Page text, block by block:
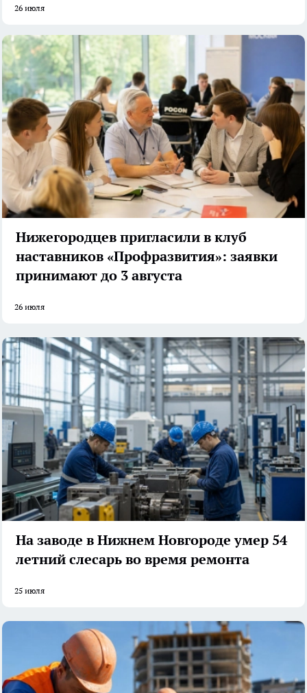
26 июля
Нижегородцев пригласили в клуб
наставников «Профразвития»: заявки
принимают до 3 августа
26 июля
На заводе в Нижнем Новгороде умер 54
летний слесарь во время ремонта
25 июля